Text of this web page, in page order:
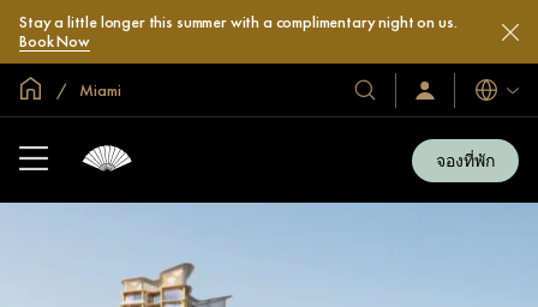
Stay a little longer this summer with a complimentary night on us.
Book Now
หน้าหลักทั่วโลก
Miami
โรงแรม
และ
ลงชื่อ
เข้า
/
สมัคร
เข้า
ภาษา
จองที่พัก